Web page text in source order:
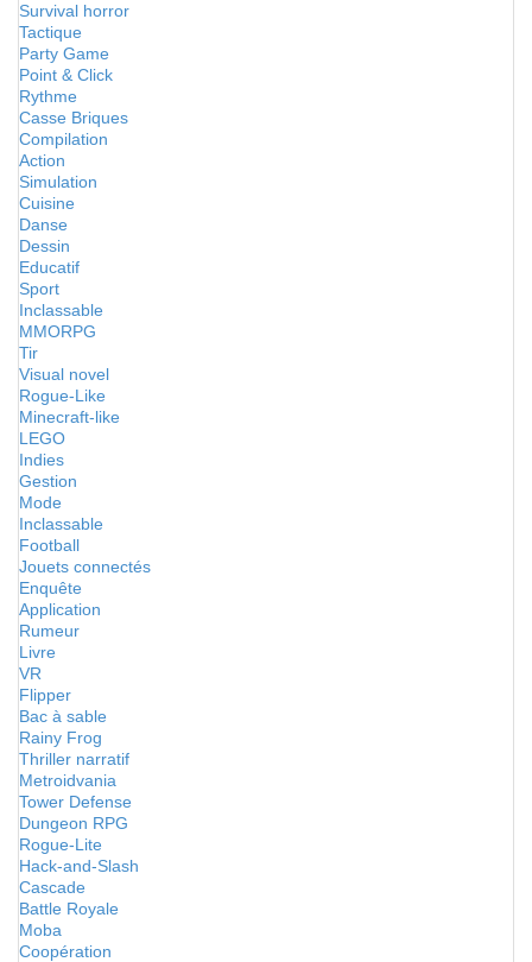
Survival horror
Tactique
Party Game
Point & Click
Rythme
Casse Briques
Compilation
Action
Simulation
Cuisine
Danse
Dessin
Educatif
Sport
Inclassable
MMORPG
Tir
Visual novel
Rogue-Like
Minecraft-like
LEGO
Indies
Gestion
Mode
Inclassable
Football
Jouets connectés
Enquête
Application
Rumeur
Livre
VR
Flipper
Bac à sable
Rainy Frog
Thriller narratif
Metroidvania
Tower Defense
Dungeon RPG
Rogue-Lite
Hack-and-Slash
Cascade
Battle Royale
Moba
Coopération